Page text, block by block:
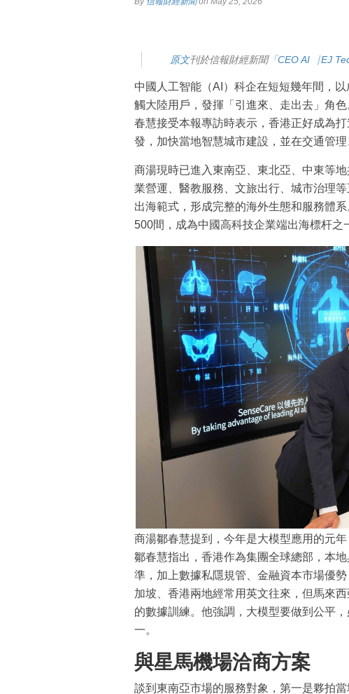
原文刊於信報財經新聞「CEO AI⎹ EJ
中國人工智能（AI）科企在短短幾年間，
觸大陸用戶，發揮「引進來、走出去」角色
春慧接受本報專訪時表示，香港正好成為
發，加快當地智慧城市建設，並在交通管
商湯現時已進入東南亞、東北亞、中東等
業營運、醫教服務、文旅出行、城市治理
出海範式，形成完整的海外生態和服務體
500間，成為中國高科技企業端出海標杆之
商湯鄒春慧提到，今年是大模型應用的元
鄒春慧指出，香港作為集團全球總部，本
準，加上數據私隱規管、金融資本市場優
加坡、香港兩地經常用英文往來，但馬來
的數據訓練。他強調，大模型要做到公平
一。
與星馬機場洽商方案
談到東南亞市場的服務對象，第一是夥拍